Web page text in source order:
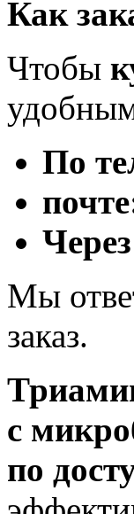
Как
Чтобы
По
Мы
заказ.
с
по